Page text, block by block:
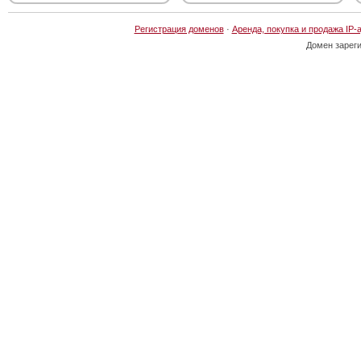
Регистрация доменов· Аренда, покупка и продажа IP-
Домен